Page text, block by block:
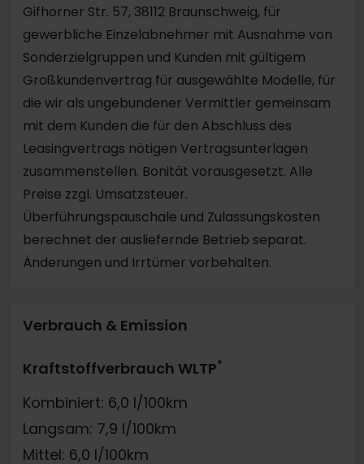
Gifhorner Str. 57, 38112 Braunschweig, für
gewerbliche Einzelabnehmer mit Ausnahme von
Sonderzielgruppen und Kunden mit gültigem
Großkundenvertrag für ausgewählte Modelle, für
die wir als ungebundener Vermittler gemeinsam
mit dem Kunden die für den Abschluss des
Leasingvertrags nötigen Vertragsunterlagen
zusammenstellen. Bonität vorausgesetzt. Alle
Preise zzgl. Umsatzsteuer.
Überführungspauschale und Zulassungskosten
berechnet der ausliefernde Betrieb separat.
Änderungen und Irrtümer vorbehalten.
Verbrauch & Emission
Kraftstoffverbrauch WLTP*
Kombiniert: 6,0 l/100km
Langsam: 7,9 l/100km
Mittel: 6,0 l/100km